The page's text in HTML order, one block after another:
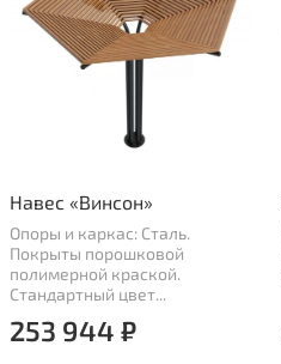
Навес «Винсон»
Опоры и каркас: Сталь.
Покрыты порошковой
полимерной краской.
Стандартный цвет...
253 944 ₽